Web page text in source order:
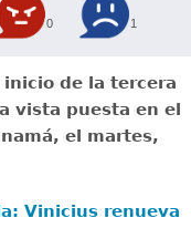
0 1
de la tercera
vista puesta en el
el martes,
Vinicius renueva